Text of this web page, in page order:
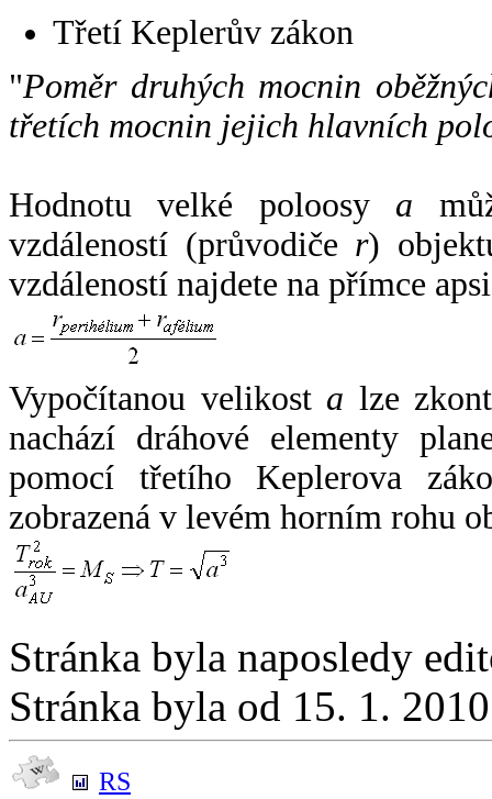
Třetí Keplerův zákon
"Poměr druhých mocnin
třetích mocnin jejich hlavních
Hodnotu velké poloosy a
vzdáleností (průvodiče r)
vzdáleností najdete na přímce
Vypočítanou velikost a lze
nachází dráhové elementy
pomocí třetího Keplerova
zobrazená v levém horním rohu
Stránka byla naposledy
Stránka byla od 15. 1.
RS